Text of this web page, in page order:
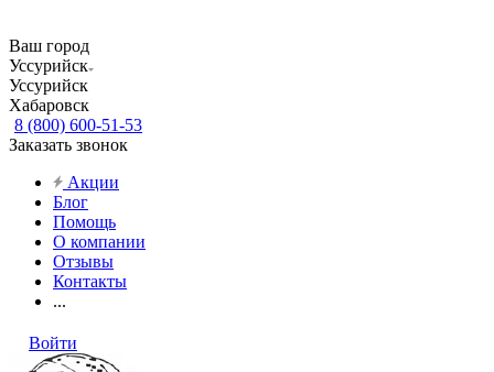
Ваш город
Уссурийск
Уссурийск
Хабаровск
8 (800) 600-51-53
Заказать звонок
Акции
Блог
Помощь
О компании
Отзывы
Контакты
...
Войти